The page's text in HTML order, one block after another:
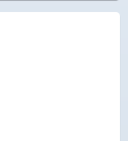
geht, und wir
hat sich
und
von Mar­
Wir bie­
Ma­trat­zen,
son­